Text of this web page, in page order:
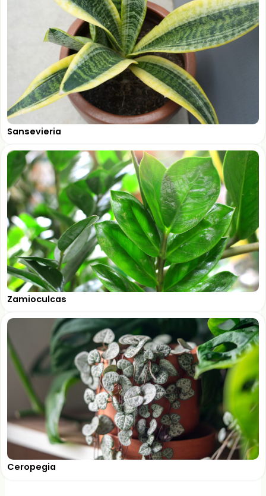
Sansevieria
Zamioculcas
Ceropegia